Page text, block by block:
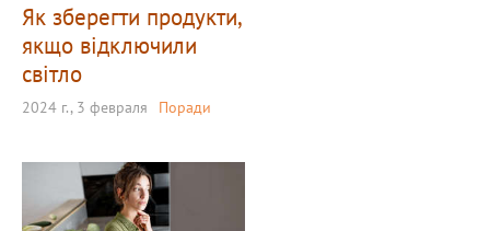
Як зберегти продукти,
якщо відключили
світло
2024 г., 3 февраля Поради